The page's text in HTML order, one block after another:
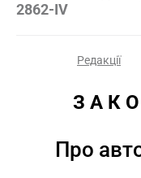
2862-IV
Редакції
З А К О
Про